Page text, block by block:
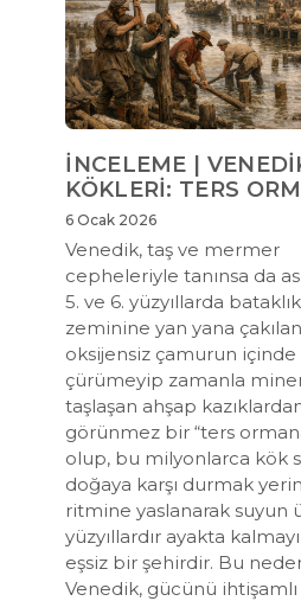
İNCELEME |
KÖKLERİ: TERS
6 Ocak 2026
Venedik, taş ve mermer
cepheleriyle tanınsa da
5. ve 6. yüzyıllarda
zeminine yan yana
oksijensiz çamurun içinde
çürümeyip zamanla
taşlaşan ahşap
görünmez bir “ters
olup, bu milyonlarca kök
doğaya karşı durmak
ritmine yaslanarak suyun
yüzyıllardır ayakta
eşsiz bir şehirdir. Bu
Venedik, gücünü ihtişamlı